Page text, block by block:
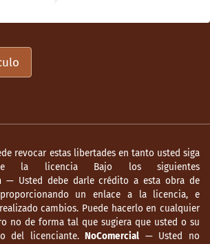
revocar estas libertades en tanto usted siga
la licencia Bajo los siguientes
— Usted debe darle crédito a esta obra de
proporcionando un enlace a la licencia, e
cambios. Puede hacerlo en cualquier
no de forma tal que sugiera que usted o su
del licenciante.NoComercial — Usted no